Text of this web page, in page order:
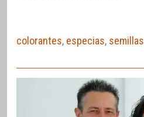
colorantes, especias, semillas